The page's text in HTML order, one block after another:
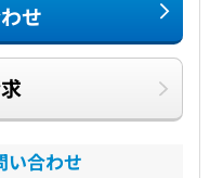
せ
い合わせ